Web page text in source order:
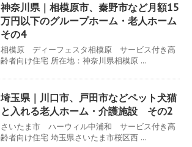
神奈川県｜相模原市、秦野市など月額15
万円以下のグループホーム・老人ホーム
その4
相模原 ディーフェスタ相模原 サービス付き高
齢者向け住宅 所在地：神奈川県相模原 ...
埼玉県｜川口市、戸田市などペット犬猫
と入れる老人ホーム・介護施設 その2
さいたま市 ハーウィル中浦和 サービス付き高
齢者向け住宅 埼玉県さいたま市桜区西 ...